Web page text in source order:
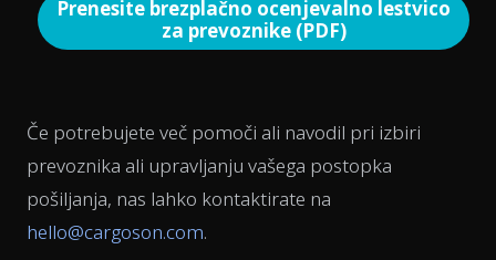
Prenesite brezplačno ocenjevalno lestvico
za prevoznike (PDF)
Če potrebujete več pomoči ali navodil pri izbiri
prevoznika ali upravljanju vašega postopka
pošiljanja, nas lahko kontaktirate na
hello@cargoson.com.